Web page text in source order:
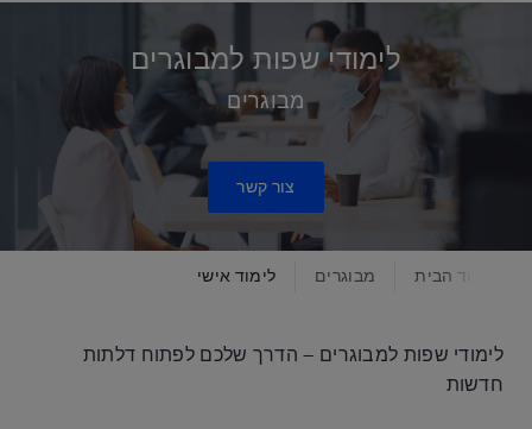
לימודי שפות למבוגרים
מבוגרים
צור קשר
עמוד הבית מבוגרים לימוד אישי
לימודי שפות למבוגרים – הדרך שלכם לפתוח דלתות
חדשות